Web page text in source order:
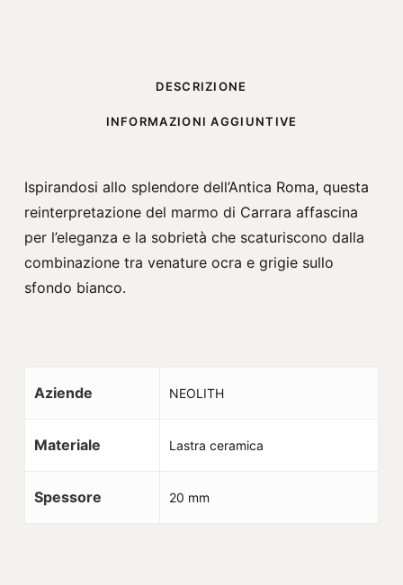
DESCRIZIONE
INFORMAZIONI AGGIUNTIVE
Ispirandosi allo splendore dell’Antica Roma, questa
reinterpretazione del marmo di Carrara affascina
per l’eleganza e la sobrietà che scaturiscono dalla
combinazione tra venature ocra e grigie sullo
sfondo bianco.
Aziende NEOLITH
Materiale Lastra ceramica
Spessore 20 mm